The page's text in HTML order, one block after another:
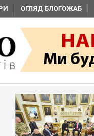
ОГЛЯД БЛОГОЖАБ